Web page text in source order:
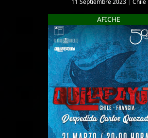
11 Septiembre 2023 | Chile
AFICHE